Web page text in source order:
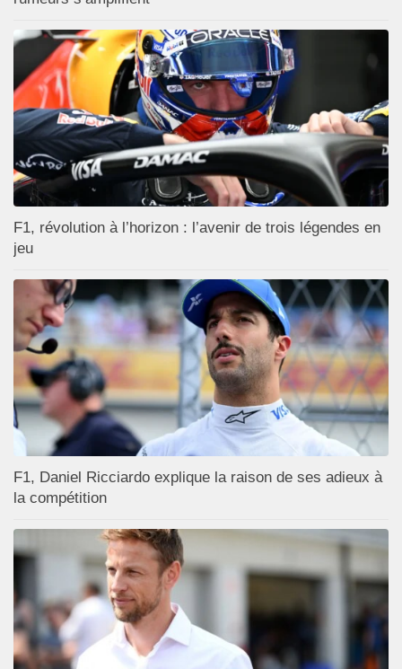
F1, révolution à l’horizon : l’avenir de trois légendes en
jeu
F1, Daniel Ricciardo explique la raison de ses adieux à
la compétition